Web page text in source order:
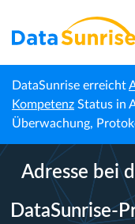
DataSunrise erreicht
Kompetenz Status in
Überwachung,
Bitte geben
Adresse bei
DataSunrise-